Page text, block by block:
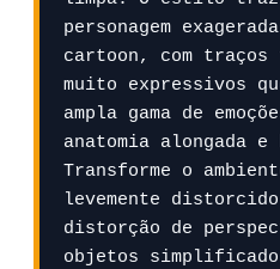
personagem
cartoon, com
muito expressivos
ampla gama de
anatomia alongada e
Transforme o
levemente
distorção de
objetos